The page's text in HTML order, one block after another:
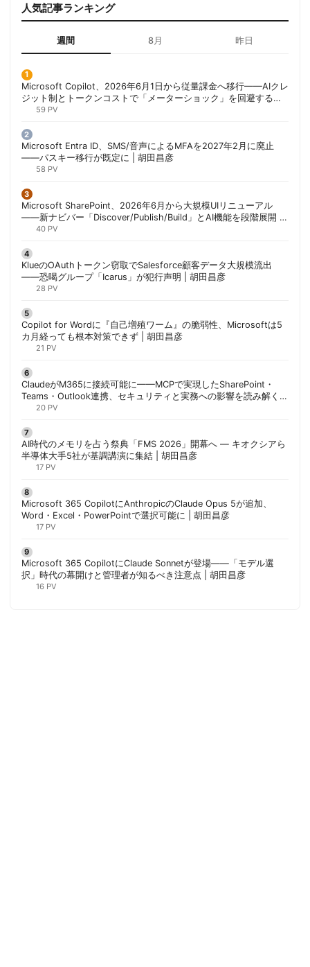
人気記事ランキング
週間 8月 昨日
Microsoft Copilot、2026年6月1日から従量課金へ移行——AIクレ
ジット制とトークンコストで「メーターショック」を回避する方
法 | 胡田昌彦
59 PV
Microsoft Entra ID、SMS/音声によるMFAを2027年2月に廃止
——パスキー移行が既定に | 胡田昌彦
58 PV
Microsoft SharePoint、2026年6月から大規模UIリニューアル
——新ナビバー「Discover/Publish/Build」とAI機能を段階展開 |
胡田昌彦
40 PV
KlueのOAuthトークン窃取でSalesforce顧客データ大規模流出
——恐喝グループ「Icarus」が犯行声明 | 胡田昌彦
28 PV
Copilot for Wordに『自己増殖ワーム』の脆弱性、Microsoftは5
カ月経っても根本対策できず | 胡田昌彦
21 PV
ClaudeがM365に接続可能に——MCPで実現したSharePoint・
Teams・Outlook連携、セキュリティと実務への影響を読み解く |
胡田昌彦
20 PV
AI時代のメモリを占う祭典「FMS 2026」開幕へ ― キオクシアら
半導体大手5社が基調講演に集結 | 胡田昌彦
17 PV
Microsoft 365 CopilotにAnthropicのClaude Opus 5が追加、
Word・Excel・PowerPointで選択可能に | 胡田昌彦
17 PV
Microsoft 365 CopilotにClaude Sonnetが登場——「モデル選
択」時代の幕開けと管理者が知るべき注意点 | 胡田昌彦
16 PV